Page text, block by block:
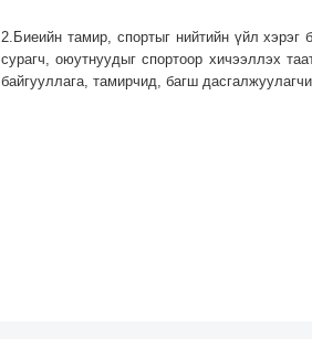
2.Биеийн тамир, спортыг нийтийн үйл хэрэг
сурагч, оюутнуудыг спортоор хичээллэх
байгууллага, тамирчид, багш